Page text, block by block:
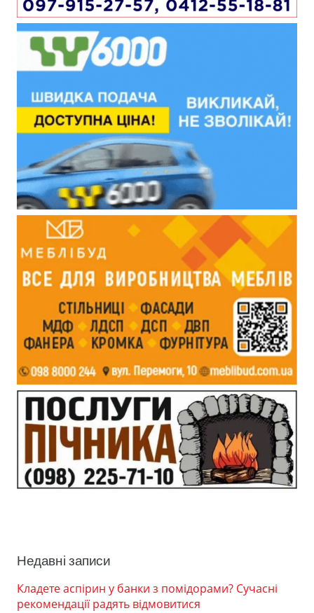
Недавні записи
Кладете аспірин у банки з помідорами? Сучасні
рекомендації радять відмовитися